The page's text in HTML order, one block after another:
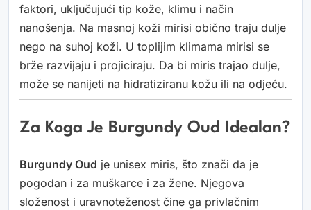
faktori, uključujući tip kože, klimu i način
nanošenja. Na masnoj koži mirisi obično traju dulje
nego na suhoj koži. U toplijim klimama mirisi se
brže razvijaju i projiciraju. Da bi miris trajao dulje,
može se nanijeti na hidratiziranu kožu ili na odjeću.
Za Koga Je Burgundy Oud Idealan?
Burgundy Oud je unisex miris, što znači da je
pogodan i za muškarce i za žene. Njegova
složenost i uravnoteženost čine ga privlačnim